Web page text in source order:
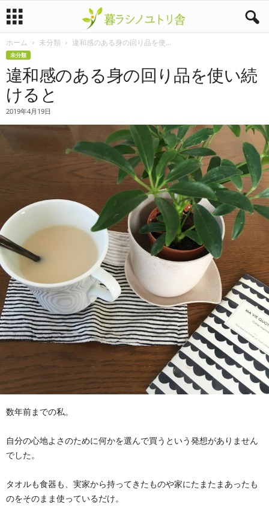
暮
ラ
ノ
舎
ホーム 未分類 違和感のある身の回り品を使...
未分類
違和感のある身の回り品を使い続
けると
2019年4月19日
数年前までの私。
自分の心地よさのために何かを選んで買うという発想がありません
でした。
タオルも食器も、実家から持ってきたものや家にたまたまあったも
のをそのまま使っているだけ。